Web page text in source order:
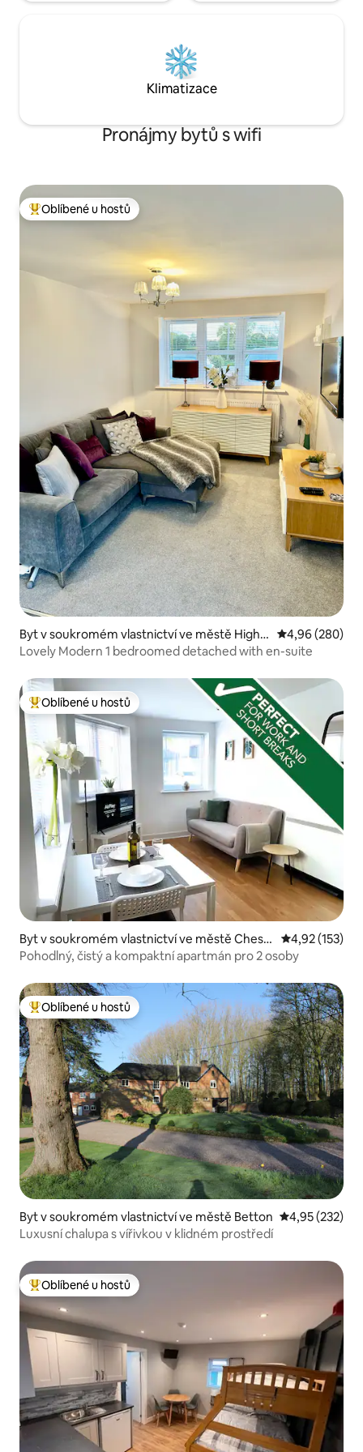
Klimatizace
Pronájmy bytů s wifi
Nejlepší v kategorii Oblíbené u hostů
Oblíbené u hostů
Byt v soukromém vlastnictví ve městě Highe
r Kinnerton
Průměrné
4,96 (280)
Lovely Modern 1 bedroomed detached with en-suite
Nejlepší v kategorii Oblíbené u hostů
Oblíbené u hostů
Byt v soukromém vlastnictví ve městě Chest
er
Průměrné
4,92 (153)
Pohodlný, čistý a kompaktní apartmán pro 2 osoby
Nejlepší v kategorii Oblíbené u hostů
Oblíbené u hostů
Byt v soukromém vlastnictví ve městě Betton Průměrné
4,95 (232)
Luxusní chalupa s vířivkou v klidném prostředí
Nejlepší v kategorii Oblíbené u hostů
Oblíbené u hostů